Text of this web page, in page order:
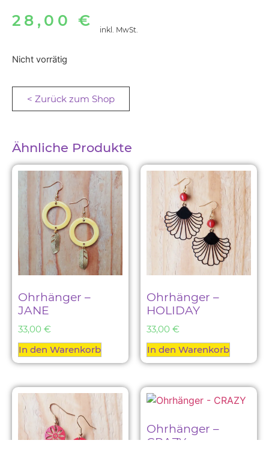
28,00€ inkl. MwSt.
Nicht vorrätig
< Zurück zum Shop
Ähnliche Produkte
Ohrhänger –
JANE
33,00 €
In den Warenkorb
Ohrhänger –
HOLIDAY
33,00 €
In den Warenkorb
Ohrhänger –
CRAZY